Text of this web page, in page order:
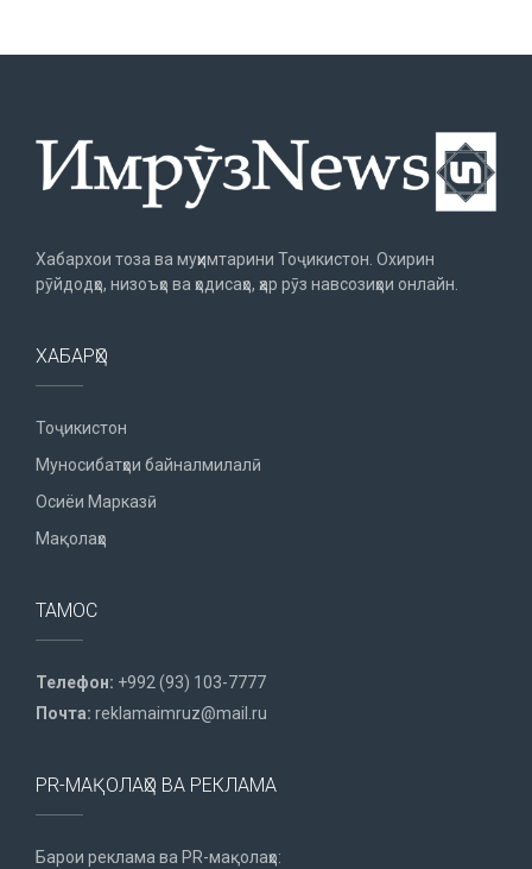
Хабархои тоза ва муҳимтарини Тоҷикистон. Охирин
рӯйдодҳо, низоъҳо ва ҳодисаҳо, ҳар рӯз навсозиҳои онлайн.
ХАБАРҲО
Тоҷикистон
Муносибатҳои байналмилалӣ
Осиёи Марказӣ
Мақолаҳо
ТАМОС
Телефон: +992 (93) 103-7777
Почта: reklamaimruz@mail.ru
PR-МАҚОЛАҲО ВА РЕКЛАМА
Барои реклама ва PR-мақолаҳо: